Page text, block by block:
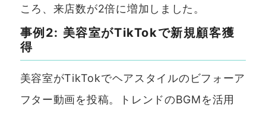
ころ、来店数が2倍に増加しました。
事例2: 美容室がTikTokで新規顧客獲
得
美容室がTikTokでヘアスタイルのビフォーア
フター動画を投稿。トレンドのBGMを活用